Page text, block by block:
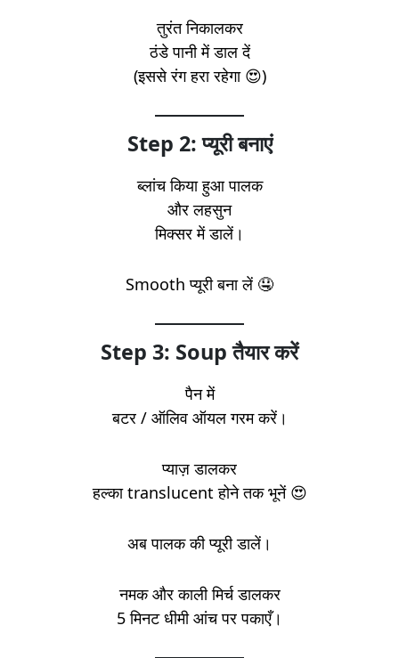
तुरंत निकालकर
ठंडे पानी में डाल दें
(इससे रंग हरा रहेगा 😍)
Step 2: प्यूरी बनाएं
ब्लांच किया हुआ पालक
और लहसुन
मिक्सर में डालें।
Smooth प्यूरी बना लें 🤤
Step 3: Soup तैयार करें
पैन में
बटर / ऑलिव ऑयल गरम करें।
प्याज़ डालकर
हल्का translucent होने तक भूनें 😍
अब पालक की प्यूरी डालें।
नमक और काली मिर्च डालकर
5 मिनट धीमी आंच पर पकाएँ।